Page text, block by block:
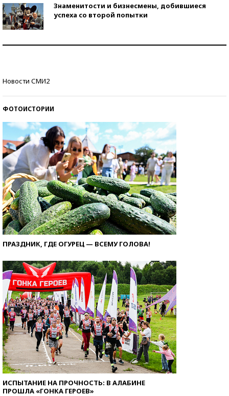
Знаменитости и бизнесмены, добившиеся
успеха со второй попытки
Новости СМИ2
ФОТОИСТОРИИ
ПРАЗДНИК, ГДЕ ОГУРЕЦ — ВСЕМУ ГОЛОВА!
ИСПЫТАНИЕ НА ПРОЧНОСТЬ: В АЛАБИНЕ
ПРОШЛА «ГОНКА ГЕРОЕВ»